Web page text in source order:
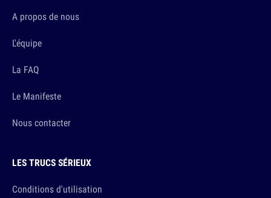
A propos de nous
L'équipe
La FAQ
Le Manifeste
Nous contacter
LES TRUCS SÉRIEUX
Conditions d'utilisation